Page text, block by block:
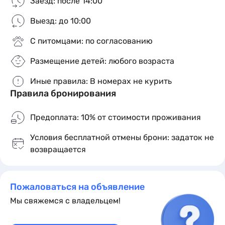
3 комнаты 5 мест
Кровати:
на 2
Подробное описание
Апартаменты с летней верандой
x6кол-во гостей
нас на отдыхе!
Выезд: до 10:00
С питомцами: по согласованию
Размещение детей: любого возраста
Иные правила: В номерах не курить
Правила бронирования
Предоплата: 10% от стоимости проживания
Условия бесплатной отмены брони: задаток не
возвращается
Пожаловаться на объявление
Мы свяжемся с владельцем!